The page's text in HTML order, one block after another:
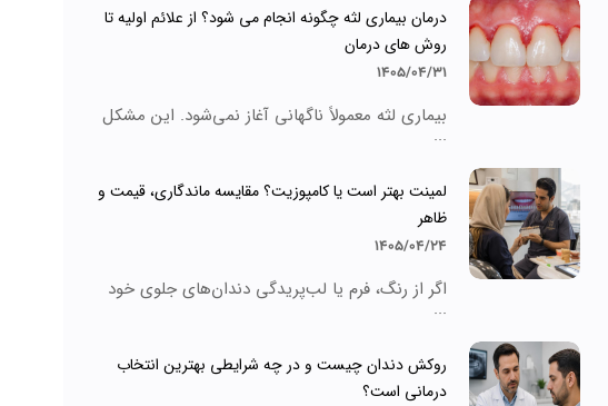
درمان بیماری لثه چگونه انجام می شود؟ از علائم اولیه تا
روش های درمان
1405/04/31
بیماری لثه معمولاً ناگهانی آغاز نمی‌شود. این مشکل
...
لمینت بهتر است یا کامپوزیت؟ مقایسه ماندگاری، قیمت و
ظاهر
1405/04/24
اگر از رنگ، فرم یا لب‌پریدگی دندان‌های جلوی خود
...
روکش دندان چیست و در چه شرایطی بهترین انتخاب
درمانی است؟